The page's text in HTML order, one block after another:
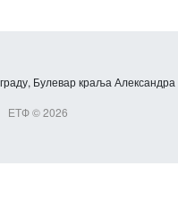
Булевар краља
ЕТФ © 2026